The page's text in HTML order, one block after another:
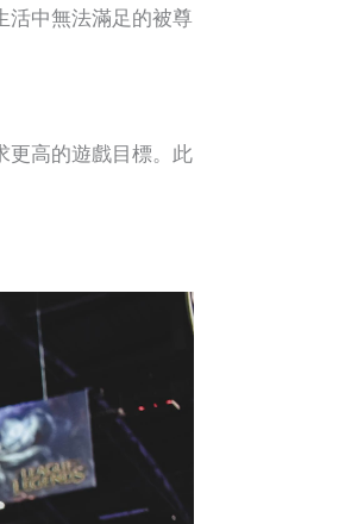
活中無法滿足的被尊
更高的遊戲目標。此